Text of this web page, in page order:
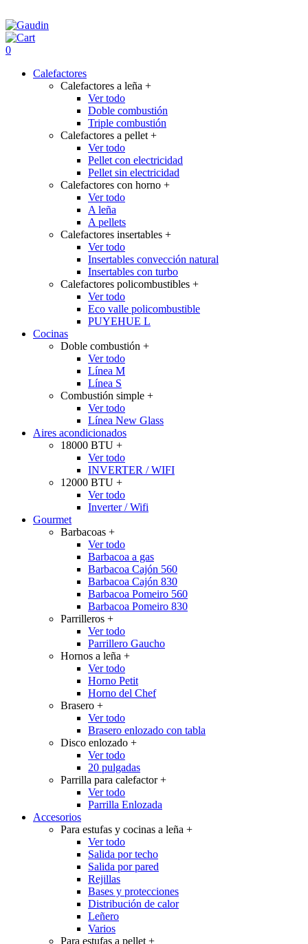
0
Calefactores
Calefactores a leña +
Ver todo
Doble combustión
Triple combustión
Calefactores a pellet +
Ver todo
Pellet con electricidad
Pellet sin electricidad
Calefactores con horno +
Ver todo
A leña
A pellets
Calefactores insertables +
Ver todo
Insertables convección natural
Insertables con turbo
Calefactores policombustibles +
Ver todo
Eco valle policombustible
PUYEHUE L
Cocinas
Doble combustión +
Ver todo
Línea M
Línea S
Combustión simple +
Ver todo
Línea New Glass
Aires acondicionados
18000 BTU +
Ver todo
INVERTER / WIFI
12000 BTU +
Ver todo
Inverter / Wifi
Gourmet
Barbacoas +
Ver todo
Barbacoa a gas
Barbacoa Cajón 560
Barbacoa Cajón 830
Barbacoa Pomeiro 560
Barbacoa Pomeiro 830
Parrilleros +
Ver todo
Parrillero Gaucho
Hornos a leña +
Ver todo
Horno Petit
Horno del Chef
Brasero +
Ver todo
Brasero enlozado con tabla
Disco enlozado +
Ver todo
20 pulgadas
Parrilla para calefactor+
Ver todo
Parrilla Enlozada
Accesorios
Para estufas y cocinas a leña +
Ver todo
Salida por techo
Salida por pared
Rejillas
Bases y protecciones
Distribución de calor
Leñero
Varios
Para estufas a pellet +